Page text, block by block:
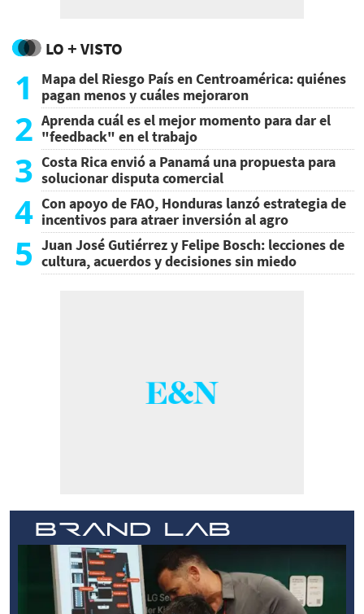
LO + VISTO
1
Mapa del Riesgo País en Centroamérica: quiénes
pagan menos y cuáles mejoraron
2 Aprenda cuál es el mejor momento para dar el
"feedback" en el trabajo
3 Costa Rica envió a Panamá una propuesta para
solucionar disputa comercial
4 Con apoyo de FAO, Honduras lanzó estrategia de
incentivos para atraer inversión al agro
5 Juan José Gutiérrez y Felipe Bosch: lecciones de
cultura, acuerdos y decisiones sin miedo